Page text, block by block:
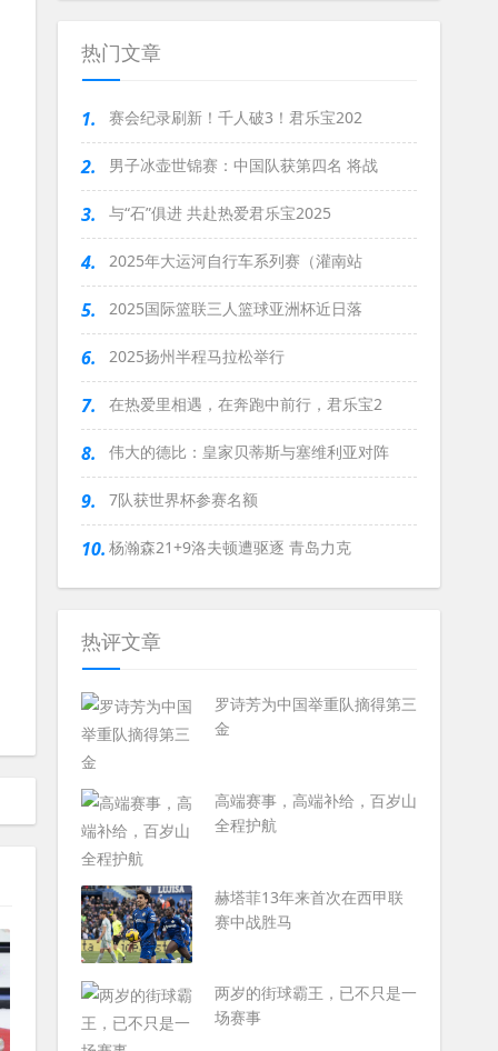
热门文章
1. 赛会纪录刷新！千人破3！君乐宝202
2. 男子冰壶世锦赛：中国队获第四名 将战
3. 与“石”俱进 共赴热爱君乐宝2025
4. 2025年大运河自行车系列赛（灌南站
5. 2025国际篮联三人篮球亚洲杯近日落
6. 2025扬州半程马拉松举行
7. 在热爱里相遇，在奔跑中前行，君乐宝2
8. 伟大的德比：皇家贝蒂斯与塞维利亚对阵
9. 7队获世界杯参赛名额
10. 杨瀚森21+9洛夫顿遭驱逐 青岛力克
热评文章
罗诗芳为中国举重队摘得第三
金
高端赛事，高端补给，百岁山
全程护航
赫塔菲13年来首次在西甲联
赛中战胜马
两岁的街球霸王，已不只是一
场赛事